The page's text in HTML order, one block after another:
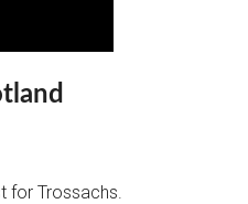
for Trossachs.